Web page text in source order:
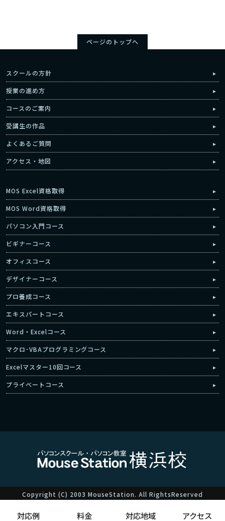
対応例 料金 対応地域 アクセス
ページのトップへ
スクールの方針
授業の進め方
コースのご案内
受講生の作品
よくあるご質問
アクセス・地図
MOS Excel資格取得
MOS Word資格取得
パソコン入門コース
ビギナーコース
オフィスコース
デザイナーコース
プロ養成コース
エキスパートコース
Word・Excelコース
マクロ･VBAプログラミングコース
Excelマスター10回コース
プライベートコース
Copyright (C) 2003 MouseStation. All RightsReserved